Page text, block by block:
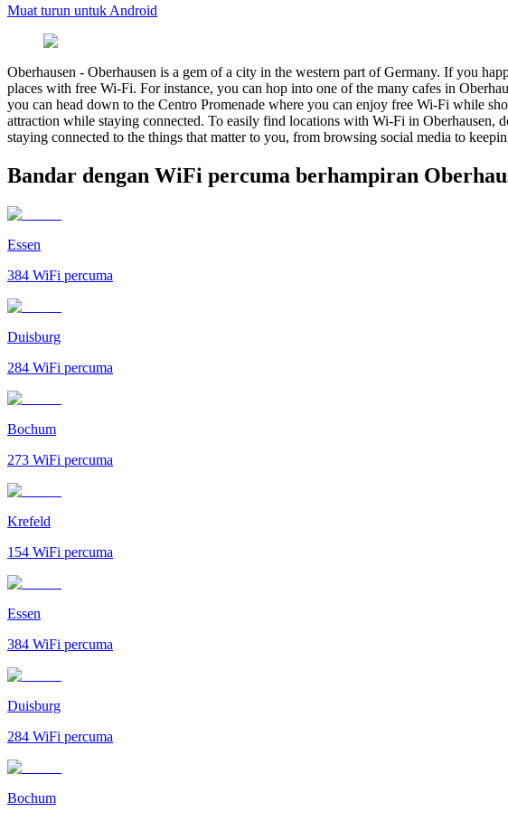
Muat turun untuk Android
Oberhausen - Oberhausen is a gem of a city in the western part of Germany. If you
places with free Wi-Fi. For instance, you can hop into one of the many cafes in
you can head down to the Centro Promenade where you can enjoy free Wi-Fi while
attraction while staying connected. To easily find locations with Wi-Fi in
staying connected to the things that matter to you, from browsing social media to
Bandar dengan WiFi percuma berhampiran
Essen
384 WiFi percuma
Duisburg
284 WiFi percuma
Bochum
273 WiFi percuma
Krefeld
154 WiFi percuma
Essen
384 WiFi percuma
Duisburg
284 WiFi percuma
Bochum